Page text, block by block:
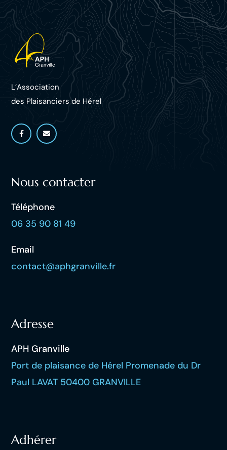
L’Association
des Plaisanciers de Hérel
Nous contacter
Téléphone
06 35 90 81 49
Email
contact@aphgranville.fr
Adresse
APH Granville
Port de plaisance de Hérel Promenade du Dr
Paul LAVAT 50400 GRANVILLE
Adhérer